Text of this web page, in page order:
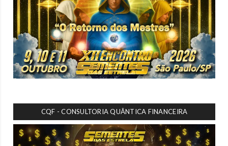
CQF - CONSULTORIA QUÂNTICA FINANCEIRA